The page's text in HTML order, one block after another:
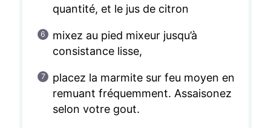
quantité, et le jus de citron
mixez au pied mixeur jusqu’à
consistance lisse,
placez la marmite sur feu moyen en
remuant fréquemment. Assaisonez
selon votre gout.